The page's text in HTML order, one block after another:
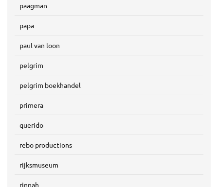
paagman
papa
paul van loon
pelgrim
pelgrim boekhandel
primera
querido
rebo productions
rijksmuseum
rinnah